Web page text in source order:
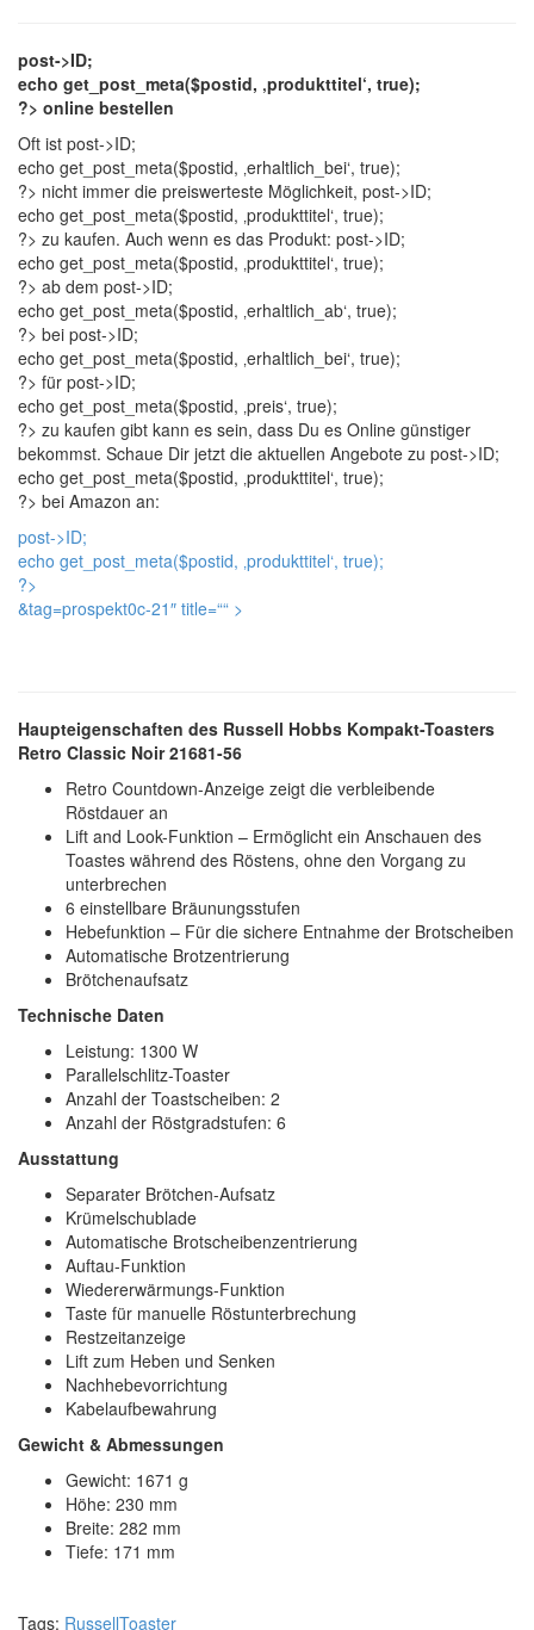
post->ID;
echo get_post_meta($postid, ‚produkttitel‘, true);
?> online bestellen
Oft ist post->ID;
echo get_post_meta($postid, ‚erhaltlich_bei‘, true);
?> nicht immer die preiswerteste Möglichkeit, post->ID;
echo get_post_meta($postid, ‚produkttitel‘, true);
?> zu kaufen. Auch wenn es das Produkt: post->ID;
echo get_post_meta($postid, ‚produkttitel‘, true);
?> ab dem post->ID;
echo get_post_meta($postid, ‚erhaltlich_ab‘, true);
?> bei post->ID;
echo get_post_meta($postid, ‚erhaltlich_bei‘, true);
?> für post->ID;
echo get_post_meta($postid, ‚preis‘, true);
?> zu kaufen gibt kann es sein, dass Du es Online günstiger
bekommst. Schaue Dir jetzt die aktuellen Angebote zu post->ID;
echo get_post_meta($postid, ‚produkttitel‘, true);
?> bei Amazon an:
post->ID;
echo get_post_meta($postid, ‚produkttitel‘, true);
?>
&tag=prospekt0c-21″ title=““ >
Haupteigenschaften des Russell Hobbs Kompakt-Toasters
Retro Classic Noir 21681-56
Retro Countdown-Anzeige zeigt die verbleibende
Röstdauer an
Lift and Look-Funktion – Ermöglicht ein Anschauen des
Toastes während des Röstens, ohne den Vorgang zu
unterbrechen
6 einstellbare Bräunungsstufen
Hebefunktion – Für die sichere Entnahme der Brotscheiben
Automatische Brotzentrierung
Brötchenaufsatz
Technische Daten
Leistung: 1300 W
Parallelschlitz-Toaster
Anzahl der Toastscheiben: 2
Anzahl der Röstgradstufen: 6
Ausstattung
Separater Brötchen-Aufsatz
Krümelschublade
Automatische Brotscheibenzentrierung
Auftau-Funktion
Wiedererwärmungs-Funktion
Taste für manuelle Röstunterbrechung
Restzeitanzeige
Lift zum Heben und Senken
Nachhebevorrichtung
Kabelaufbewahrung
Gewicht & Abmessungen
Gewicht: 1671 g
Höhe: 230 mm
Breite: 282 mm
Tiefe: 171 mm
Tags: RussellToaster